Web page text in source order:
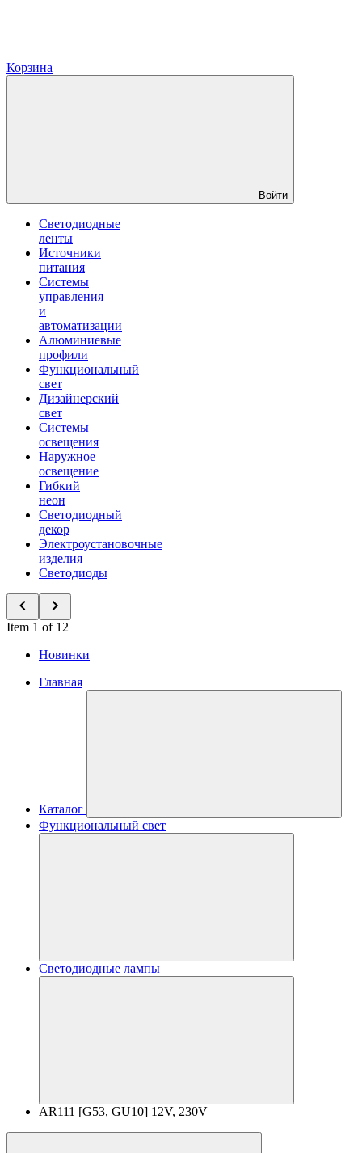
Корзина
Войти
Светодиодные
ленты
Источники
питания
Системы
управления
и
автоматизации
Алюминиевые
профили
Функциональный
свет
Дизайнерский
свет
Системы
освещения
Наружное
освещение
Гибкий
неон
Светодиодный
декор
Электроустановочные
изделия
Светодиоды
Item 1 of 12
Новинки
Главная
Каталог
Функциональный свет
Светодиодные лампы
AR111 [G53, GU10] 12V, 230V